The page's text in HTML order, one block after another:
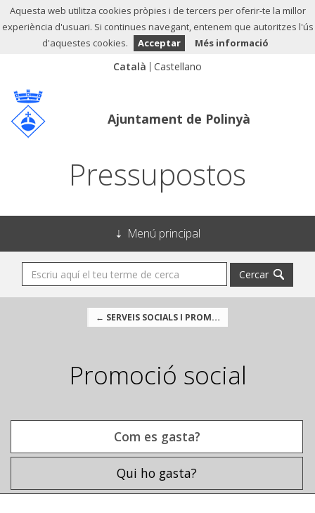
Aquesta web utilitza cookies pròpies i de tercers per oferir-te la millor
experiència d'usuari. Si continues navegant, entenem que autoritzes l'ús
d'aquestes cookies.
Acceptar Més informació
Ajuntament de Polinyà
Pressupostos
Menú principal
Cercar
← SERVEIS SOCIALS I PROMOCIÓ SOCIAL
Promoció social
Com es gasta?
Qui ho gasta?